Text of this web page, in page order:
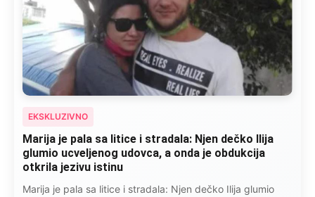
EKSKLUZIVNO
Marija je pala sa litice i stradala: Njen dečko Ilija
glumio ucveljenog udovca, a onda je obdukcija
otkrila jezivu istinu
Marija je pala sa litice i stradala: Njen dečko Ilija glumio